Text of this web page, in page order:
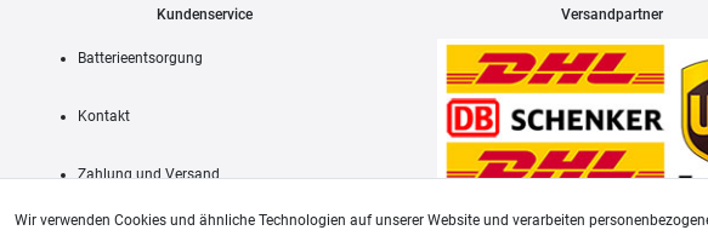
Kundenservice
Batterieentsorgung
Kontakt
Zahlung und Versand
Versandpartner
Wir verwenden Cookies und ähnliche Technologien auf unserer Website und verarbeiten